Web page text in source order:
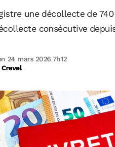
une décollecte de
consécutive
24 mars 2026 7h12